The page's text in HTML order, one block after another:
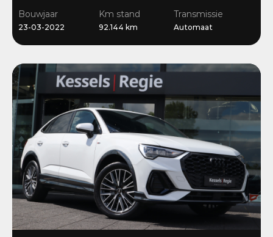
Bouwjaar
23-03-2022
Km stand
92.144 km
Transmissie
Automaat